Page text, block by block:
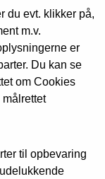
du evt. klikker på,
m.v.
er
Du kan se
om Cookies
til opbevaring